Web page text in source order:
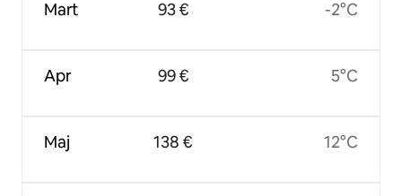
Mart
Apr
Maj
93 €
99 €
138 €
-2°C
5°C
12°C